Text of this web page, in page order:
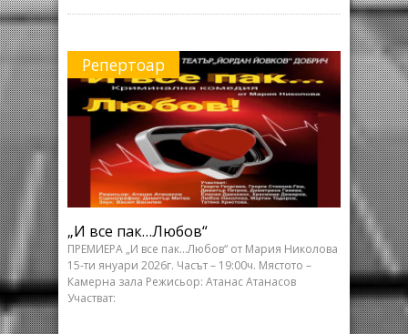
Репертоар
„И все пак…Любов“
ПРЕМИЕРА „И все пак…Любов“ от Мария Николова
15-ти януари 2026г. Часът – 19:00ч. Мястото –
Камерна зала Режисьор: Атанас Атанасов
Участват: